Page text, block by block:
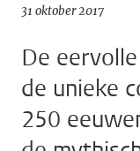
31 oktober 2017
De
de unieke
250